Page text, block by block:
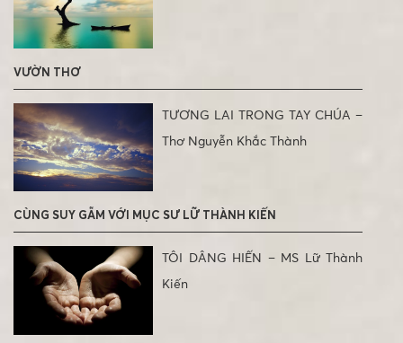
VƯỜN THƠ
TƯƠNG LAI TRONG TAY CHÚA –
Thơ Nguyễn Khắc Thành
CÙNG SUY GẪM VỚI MỤC SƯ LỮ THÀNH KIẾN
TÔI DÂNG HIẾN – MS Lữ Thành
Kiến